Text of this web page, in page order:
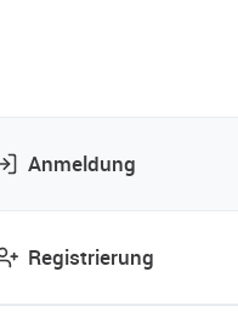
Anmeldung
Registrierung